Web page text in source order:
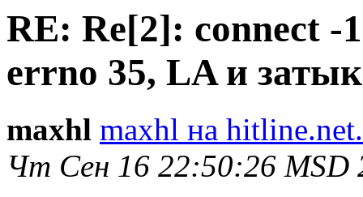
RE: Re[2]: connect -
errno 35, LA и
maxhl maxhl на
Чт Сен 16 22:50:26 MSD